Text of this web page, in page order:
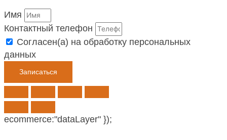
Имя
Контактный телефон
Согласен(а) на обработку персональных
данных
Записаться
ecommerce:"dataLayer" });